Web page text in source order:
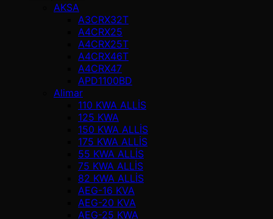
AKSA
A3CRX32T
A4CRX25
A4CRX25T
A4CRX46T
A4CRX47
APD1100BD
Alimar
110 KWA ALLİS
125 KWA
150 KWA ALLİS
175 KWA ALLİS
55 KWA ALLİS
75 KWA ALLİS
82 KWA ALLİS
AEG-16 KVA
AEG-20 KVA
AEG-25 KWA